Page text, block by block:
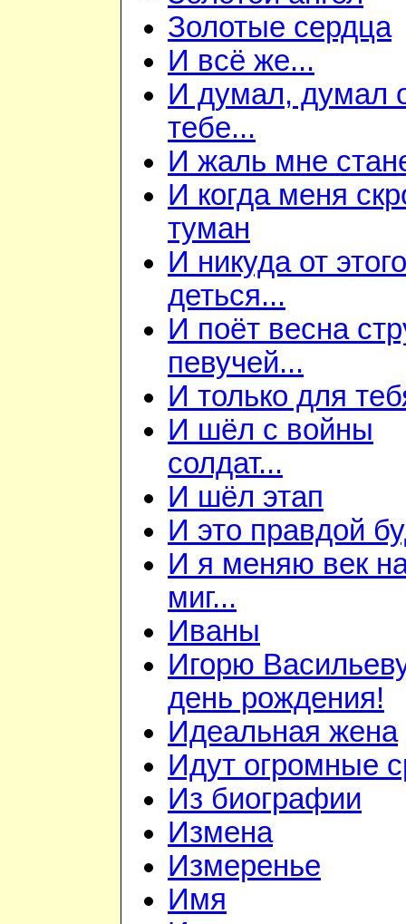
Золотые сердца
И всё же...
И думал, думал
тебе...
И жаль мне
И когда меня
туман
И никуда от
деться...
И поёт весна
певучей...
И только для
И шёл с войны
солдат...
И шёл этап
И это правдой
И я меняю век
миг...
Иваны
Игорю
день рождения!
Идеальная жена
Идут огромные
Из биографии
Измена
Измеренье
Имя